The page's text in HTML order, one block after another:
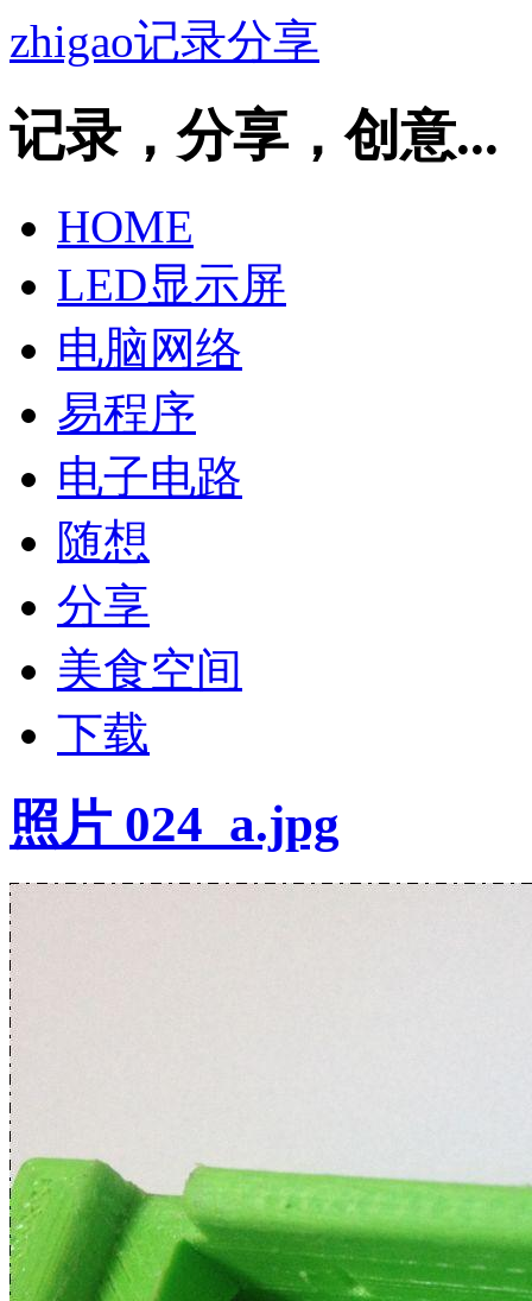
zhigao记录分享
记录，分享，创意...
HOME
LED显示屏
电脑网络
易程序
电子电路
随想
分享
美食空间
下载
照片 024_a.jpg